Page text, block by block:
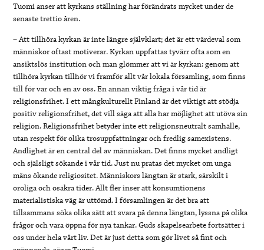
Tuomi anser att kyrkans ställning har förändrats mycket under de
senaste trettio åren.
– Att tillhöra kyrkan är inte längre självklart; det är ett värdeval som
människor oftast motiverar. Kyrkan uppfattas tyvärr ofta som en
ansiktslös institution och man glömmer att vi är kyrkan: genom att
tillhöra kyrkan tillhör vi framför allt vår lokala församling, som finns
till för var och en av oss. En annan viktig fråga i vår tid är
religionsfrihet. I ett mångkulturellt Finland är det viktigt att stödja
positiv religionsfrihet, det vill säga att alla har möjlighet att utöva sin
religion. Religionsfrihet betyder inte ett religionsneutralt samhälle,
utan respekt för olika trosuppfattningar och fredlig samexistens.
Andlighet är en central del av människan. Det finns mycket andligt
och själsligt sökande i vår tid. Just nu pratas det mycket om unga
mäns ökande religiositet. Människors längtan är stark, särskilt i
oroliga och osäkra tider. Allt fler inser att konsumtionens
materialistiska väg är uttömd. I församlingen är det bra att
tillsammans söka olika sätt att svara på denna längtan, lyssna på olika
frågor och vara öppna för nya tankar. Guds skapelsearbete fortsätter i
oss under hela vårt liv. Det är just detta som gör livet så fint och